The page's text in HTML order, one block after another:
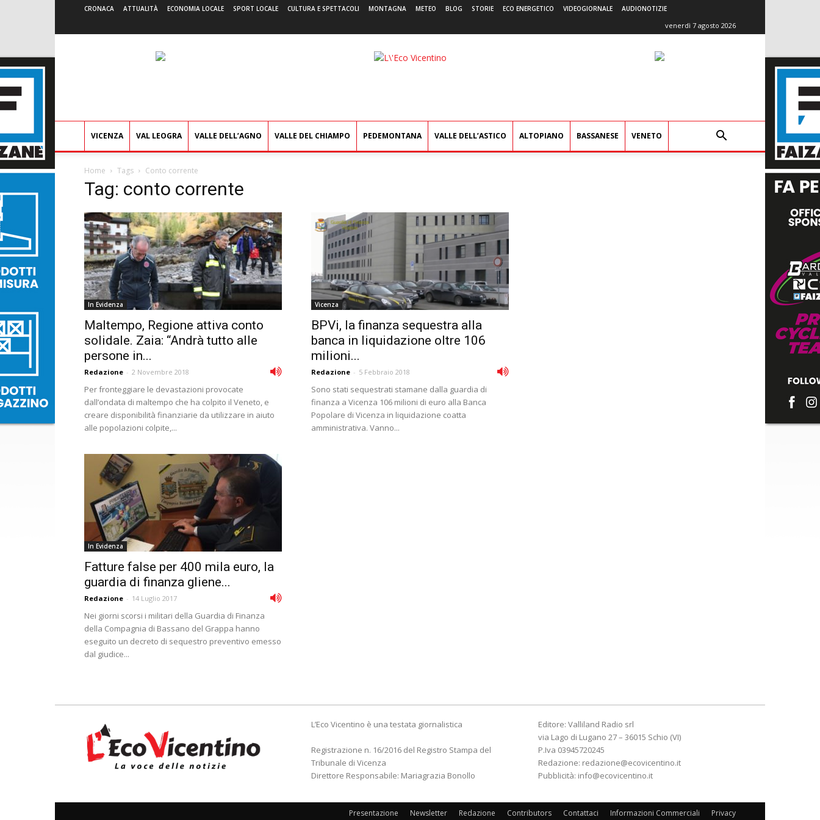
CRONACA ATTUALITÀ ECONOMIA LOCALE SPORT LOCALE CULTURA E SPETTACOLI MONTAGNA METEO BLOG STORIE ECO ENERGETICO VIDEOGIORNALE AUDIONOTIZIE
venerdì 7 agosto 2026
L'Eco
VICENZA VAL LEOGRA VALLE DELL’AGNO VALLE DEL CHIAMPO PEDEMONTANA VALLE DELL’ASTICO ALTOPIANO BASSANESE VENETO
Home Tags Conto corrente
Tag: conto corrente
In Evidenza
Maltempo, Regione attiva conto
solidale. Zaia: “Andrà tutto alle
persone in...
Redazione - 2 Novembre 2018
Per fronteggiare le devastazioni provocate
dall’ondata di maltempo che ha colpito il Veneto, e
creare disponibilità finanziarie da utilizzare in aiuto
alle popolazioni colpite,...
Vicenza
BPVi, la finanza sequestra alla
banca in liquidazione oltre 106
milioni...
Redazione - 5 Febbraio 2018
Sono stati sequestrati stamane dalla guardia di
finanza a Vicenza 106 milioni di euro alla Banca
Popolare di Vicenza in liquidazione coatta
amministrativa. Vanno...
In Evidenza
Fatture false per 400 mila euro, la
guardia di finanza gliene...
Redazione - 14 Luglio 2017
Nei giorni scorsi i militari della Guardia di Finanza
della Compagnia di Bassano del Grappa hanno
eseguito un decreto di sequestro preventivo emesso
dal giudice...
L’Eco Vicentino è una testata giornalistica
Registrazione n. 16/2016 del Registro Stampa del
Tribunale di Vicenza
Direttore Responsabile: Mariagrazia Bonollo
Editore: Valliland Radio srl
via Lago di Lugano 27 – 36015 Schio (VI)
P.Iva 03945720245
Redazione: redazione@ecovicentino.it
Pubblicità: info@ecovicentino.it
Presentazione Newsletter Redazione Contributors Contattaci Informazioni Commerciali Privacy